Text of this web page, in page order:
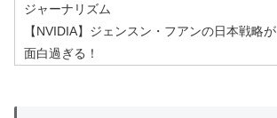
ジャーナリズム
【NVIDIA】ジェンスン・フアンの日本戦略が
面白過ぎる！